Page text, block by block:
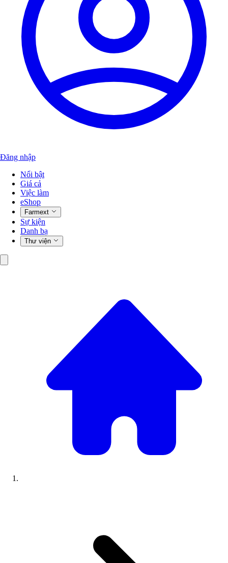
Đăng nhập
Nổi bật
Giá cả
Việc làm
eShop
Farmext
Sự kiện
Danh bạ
Thư viện